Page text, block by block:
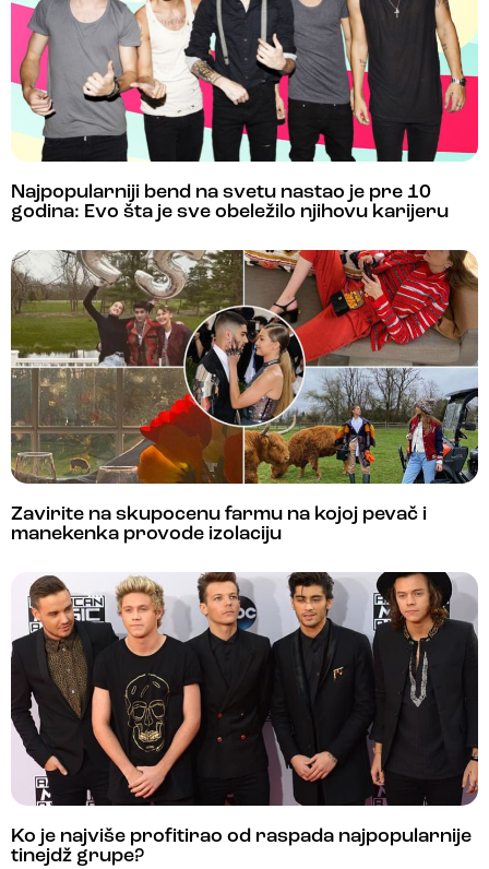
Najpopularniji bend na svetu nastao je pre 10
godina: Evo šta je sve obeležilo njihovu karijeru
Zavirite na skupocenu farmu na kojoj pevač i
manekenka provode izolaciju
Ko je najviše profitirao od raspada najpopularnije
tinejdž grupe?